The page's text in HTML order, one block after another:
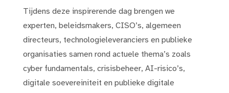
Tijdens deze inspirerende dag brengen we
experten, beleidsmakers, CISO’s, algemeen
directeurs, technologieleveranciers en publieke
organisaties samen rond actuele thema’s zoals
cyber fundamentals, crisisbeheer, AI-risico’s,
digitale soevereiniteit en publieke digitale